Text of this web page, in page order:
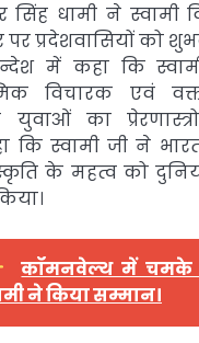
सिंह धामी ने स्वामी
प्रदेशवासियों को
में कहा कि
विचारक एवं
युवाओं का
कि स्वामी जी ने
के महत्व को
कॉमनवेल्थ में चमके
ने किया सम्मान।